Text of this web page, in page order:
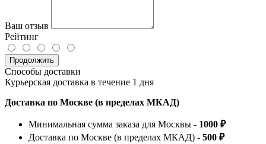
Ваш отзыв
Рейтинг
Продолжить
Способы доставки
Курьерская доставка в течение 1 дня
Доставка по Москве (в пределах МКАД)
Минимальная сумма заказа для Москвы - 1000 ₽
Доставка по Москве (в пределах МКАД) - 500 ₽